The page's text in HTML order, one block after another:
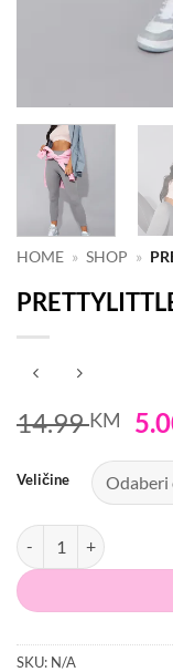
HOME » SHOP »
14.99KM
Veličine
SKU: N/A